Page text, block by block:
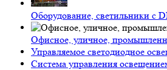
Оборудование, светильники с
Офисное, уличное,
Управляемое светодиодное
Система управления